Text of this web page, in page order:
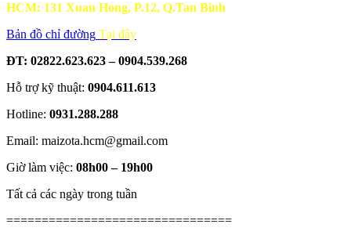
HCM: 131 Xuan Hong, P.12, Q.Tan Binh
Bản đồ chỉ đường Tại đây
ĐT: 02822.623.623 – 0904.539.268
Hỗ trợ kỹ thuật: 0904.611.613
Hotline: 0931.288.288
Email: maizota.hcm@gmail.com
Giờ làm việc: 08h00 – 19h00
Tất cả các ngày trong tuần
================================